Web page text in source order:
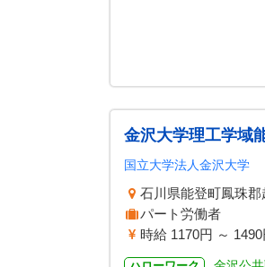
金沢大学理工学
国立大学法人金沢大学
石川県能登町鳳珠
パート労働者
時給 1170円 ～ 1490